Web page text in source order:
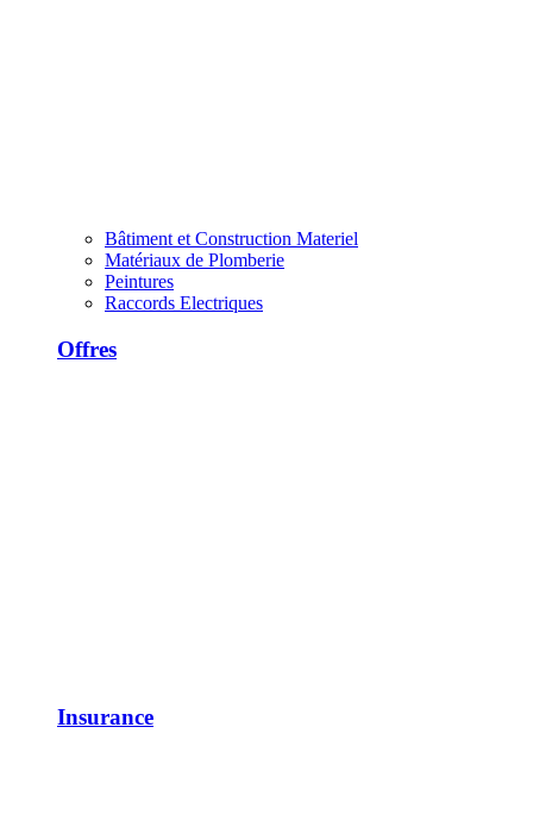
Bâtiment et Construction Materiel
Matériaux de Plomberie
Peintures
Raccords Electriques
Offres
Insurance